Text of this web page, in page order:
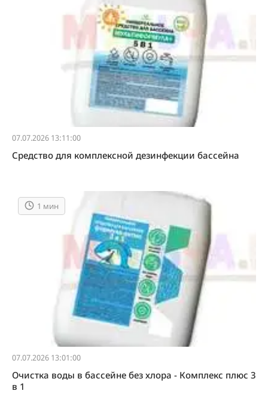
07.07.2026 13:11:00
Средство для комплексной дезинфекции бассейна
1 мин
07.07.2026 13:01:00
Очистка воды в бассейне без хлора - Комплекс плюс 3
в 1